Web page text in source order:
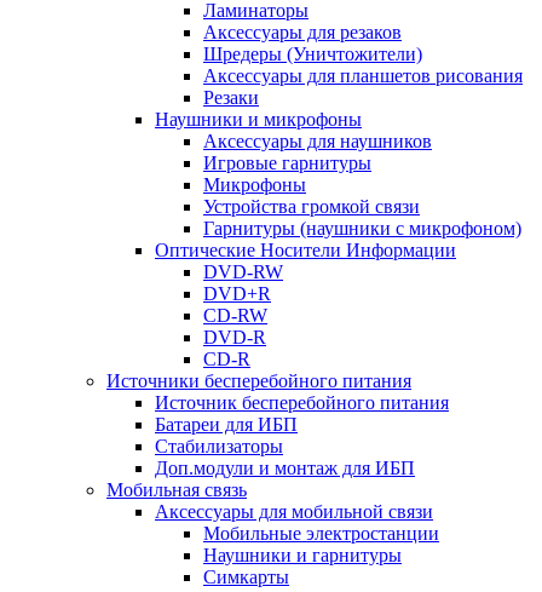
Ламинаторы
Аксессуары для резаков
Шредеры (Уничтожители)
Аксессуары для планшетов рисования
Резаки
Наушники и микрофоны
Аксессуары для наушников
Игровые гарнитуры
Микрофоны
Устройства громкой связи
Гарнитуры (наушники с микрофоном)
Оптические Носители Информации
DVD-RW
DVD+R
CD-RW
DVD-R
CD-R
Источники бесперебойного питания
Источник бесперебойного питания
Батареи для ИБП
Стабилизаторы
Доп.модули и монтаж для ИБП
Мобильная связь
Аксессуары для мобильной связи
Мобильные электростанции
Наушники и гарнитуры
Симкарты